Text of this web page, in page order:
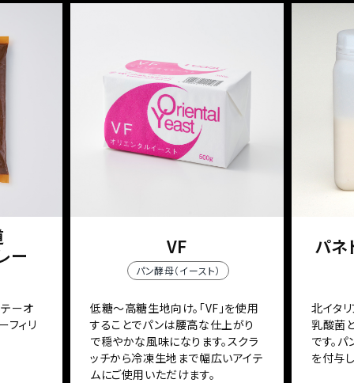
ー
ーオ
フィリ
VF
パン酵母（イースト）
低糖～高糖生地向け。「VF」を使用
することでパンは腰高な仕上がり
で穏やかな風味になります。スクラ
ッチから冷凍生地まで幅広いアイテ
ムにご使用いただけます。
パネ
北イタ
乳酸菌
です。
を付与